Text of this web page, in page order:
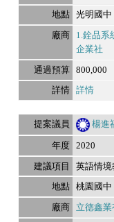
光明國中
1.銓品系
企業社
800,000
詳情
楊進
2020
英語情境
桃園國中
立德鑫業